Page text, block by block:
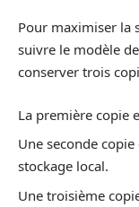
Pour maximiser la
suivre le modèle
conserver trois
La première copie
Une seconde
stockage local.
Une troisième